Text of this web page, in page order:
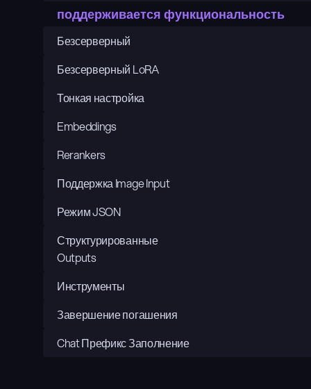
поддерживается функциональность
Безсерверный
Безсерверный LoRA
Тонкая настройка
Embeddings
Rerankers
Поддержка Image Input
Режим JSON
Структурированные
Outputs
Инструменты
Завершение погашения
Chat Префикс Заполнение